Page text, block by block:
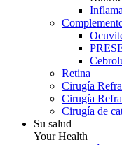
Retina
Cirugía
Cirugía
Cirugía de
Su salud
Your Health